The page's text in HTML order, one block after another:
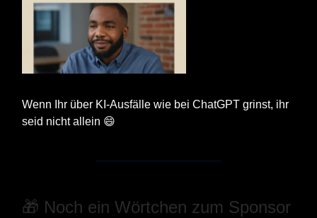
Wenn Ihr über KI‑Ausfälle wie bei ChatGPT grinst, ihr
seid nicht allein 😄
🎁 Noch ein Wörtchen zum Sponsor